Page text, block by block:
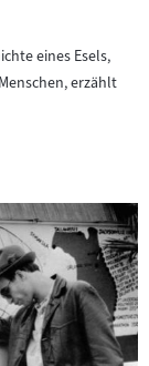
eines Esels,
erzählt